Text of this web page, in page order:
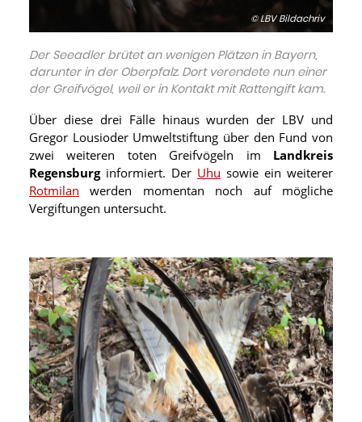
© LBV Bildachriv
Der Seeadler brütet an wenigen Plätzen in Bayern,
darunter in der Oberpfalz. Dort verendete nun einer
der Greifvögel, weil er in Kontakt mit Rattengift kam.
Über diese drei Fälle hinaus wurden der LBV und
Gregor Lousioder Umweltstiftung über den Fund von
zwei weiteren toten Greifvögeln im
Landkreis
Regensburginformiert. Der Uhu sowie ein weiterer
Rotmilan werden momentan noch auf mögliche
Vergiftungen untersucht.